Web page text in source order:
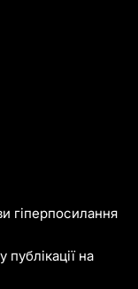
гіперпосилання
публікації на